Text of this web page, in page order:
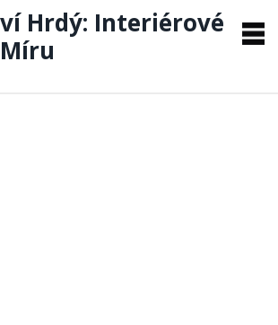
Hrdý: Interiérové